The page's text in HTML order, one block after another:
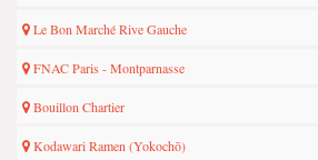
Le Bon Marché Rive Gauche
FNAC Paris - Montparnasse
Bouillon Chartier
Kodawari Ramen (Yokochō)